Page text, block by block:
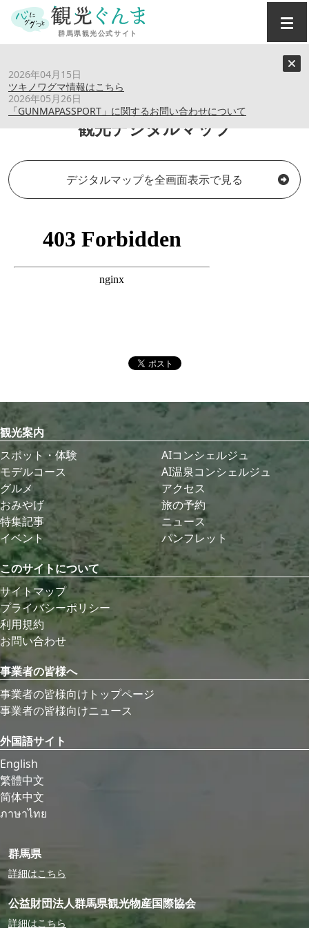
2026年04月15日
ツキノワグマ情報はこちら
2026年05月26日
「GUNMAPASSPORT」に関するお問い合わせについて
観光デジタルマップ
デジタルマップを全画面表示で見る
観光案内
スポット・体験
モデルコース
グルメ
おみやげ
特集記事
イベント
AIコンシェルジュ
AI温泉コンシェルジュ
アクセス
旅の予約
ニュース
パンフレット
このサイトについて
サイトマップ
プライバシーポリシー
利用規約
お問い合わせ
事業者の皆様へ
事業者の皆様向けトップページ
事業者の皆様向けニュース
外国語サイト
English
繁體中文
简体中文
ภาษาไทย
群馬県
詳細はこちら
公益財団法人群馬県観光物産国際協会
詳細はこちら